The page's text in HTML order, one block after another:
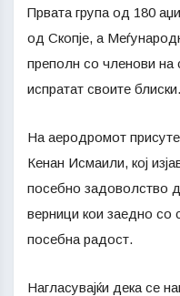
Првата група од 180
од Скопје, а
преполн со членови на
испратат своите блиски.
На аеродромот
Кенан Исмаили, кој
посебно задоволство
верници кои заедно со
посебна радост.
Нагласувајќи дека се